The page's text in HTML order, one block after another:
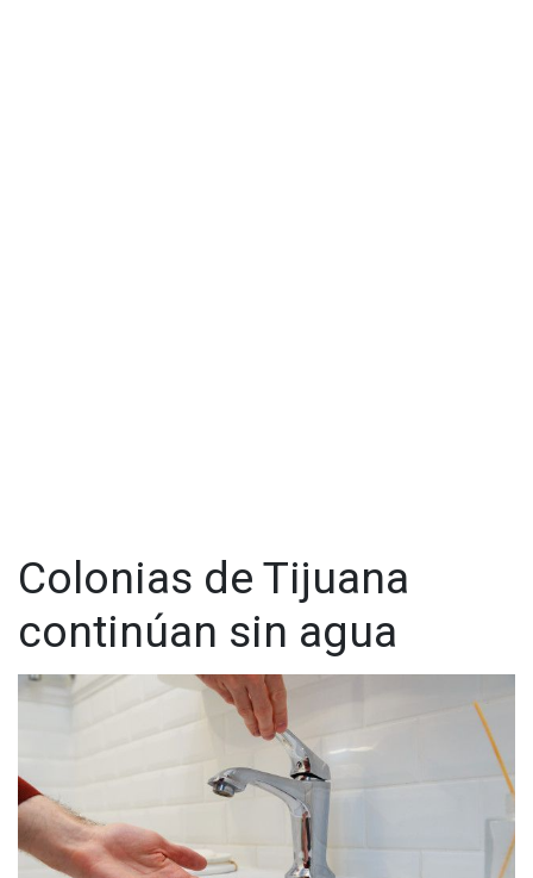
Colonias de Tijuana
continúan sin agua